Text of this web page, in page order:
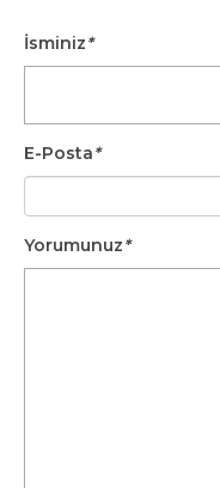
İsminiz*
E-Posta*
Yorumunuz*